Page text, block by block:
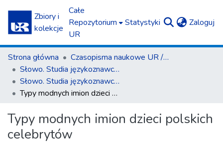
Zbiory i
kolekcje
Całe
Repozytorium
UR
Statystyki Zaloguj
Strona główna
Czasopisma naukowe UR / Scientific Journals
Słowo. Studia językoznawcze
Słowo. Studia językoznawcze nr 13/2022
Typy modnych imion dzieci polskich celebrytów
Typy modnych imion dzieci polskich
celebrytów